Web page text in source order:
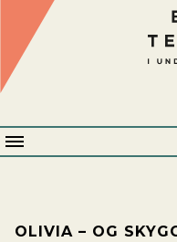
Teatret
Menu
OLIVIA – OG